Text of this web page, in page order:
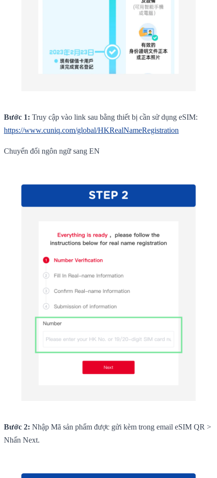
Bước 1: Truy cập vào link sau bằng thiết bị cần sử dụng eSIM:
https://www.cuniq.com/global/HKRealNameRegistration
Chuyển đổi ngôn ngữ sang EN
Bước 2: Nhập Mã sản phẩm được gửi kèm trong email eSIM QR >
Nhấn Next.